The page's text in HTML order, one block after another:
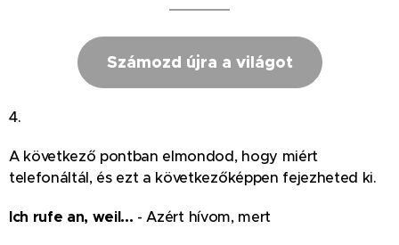
Számozd újra a világot
4.
A következő pontban elmondod, hogy miért
telefonáltál, és ezt a következőképpen fejezheted ki.
Ich rufe an, weil... - Azért hívom, mert